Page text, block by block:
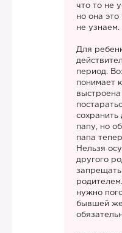
что то не
но она
не узнаем.
Для
период.
понимает
сохранить
папу, но
папа
Нельзя
другого
нужно
бывшей